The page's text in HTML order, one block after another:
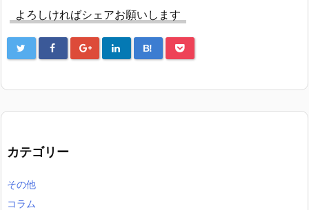
よろしければシェアお願いします
B!
カテゴリー
その他
コラム